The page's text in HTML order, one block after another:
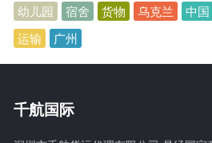
幼儿园
宿舍 货物 乌克兰 中国
运输
广州
千航国际